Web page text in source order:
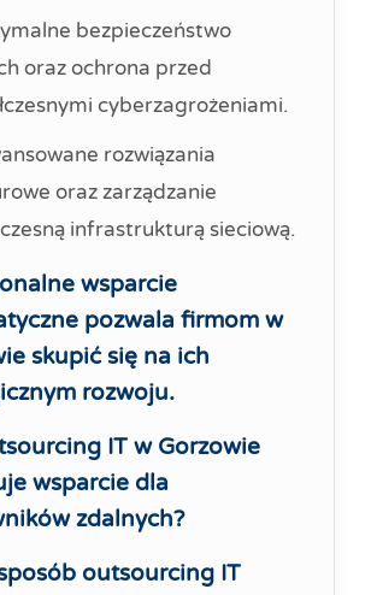
bezpieczeństwo
oraz ochrona przed
cyberzagrożeniami.
rozwiązania
oraz zarządzanie
infrastrukturą sieciową.
wsparcie
pozwala firmom w
skupić się na ich
rozwoju.
IT w Gorzowie
wsparcie dla
zdalnych?
outsourcing IT